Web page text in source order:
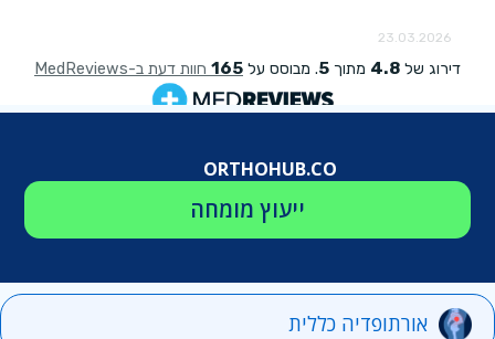
ORTHOHUB.CO
ייעוץ מומחה
אורתופדיה כללית